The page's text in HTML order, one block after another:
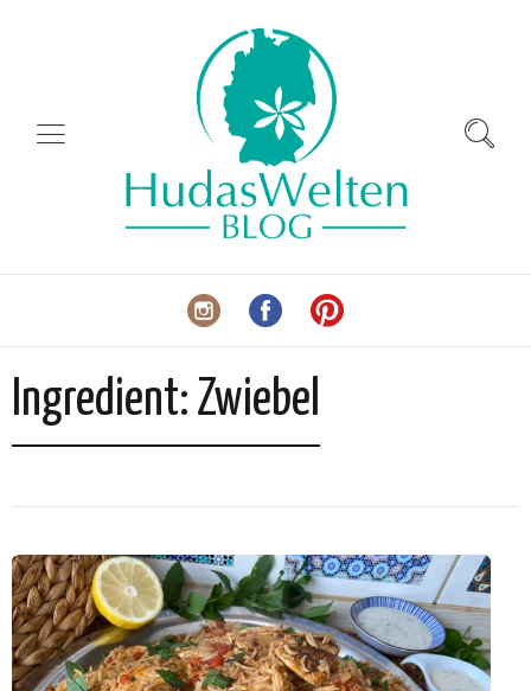
Ingredient: Zwiebel